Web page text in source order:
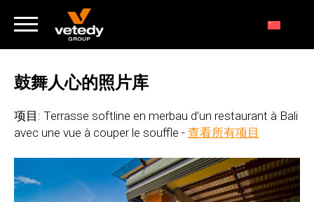
鼓舞人心的照片库
项目: Terrasse softline en merbau d’un restaurant à Bali
avec une vue à couper le souffle - 查看所有项目